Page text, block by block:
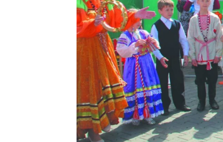
Двухуровневые номера и вид на горы.
Каким будет новый бутик-отель
«Белкур» в Белокурихе
ДОМА И КВАРТИРЫ